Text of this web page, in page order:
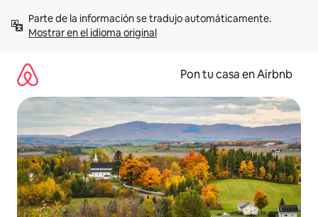
contenidoMostrar en el idioma original
Pon tu casa en Airbnb